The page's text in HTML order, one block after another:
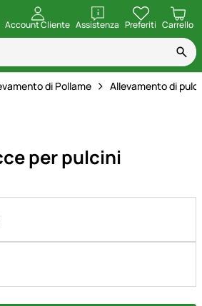
Account Cliente Assistenza
apri Preferiti Carrello
animalidi Pollame Allevamento di
per pulcini